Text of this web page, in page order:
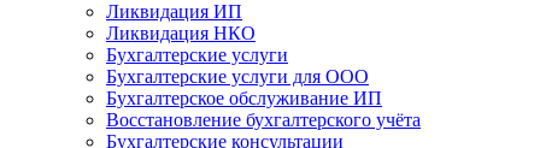
Ликвидация ИП
Ликвидация НКО
Бухгалтерские услуги
Бухгалтерские услуги для ООО
Бухгалтерское обслуживание ИП
Восстановление бухгалтерского учёта
Бухгалтерские консультации